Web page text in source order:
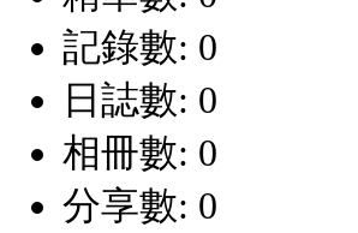
記錄數: 0
日誌數: 0
相冊數: 0
分享數: 0